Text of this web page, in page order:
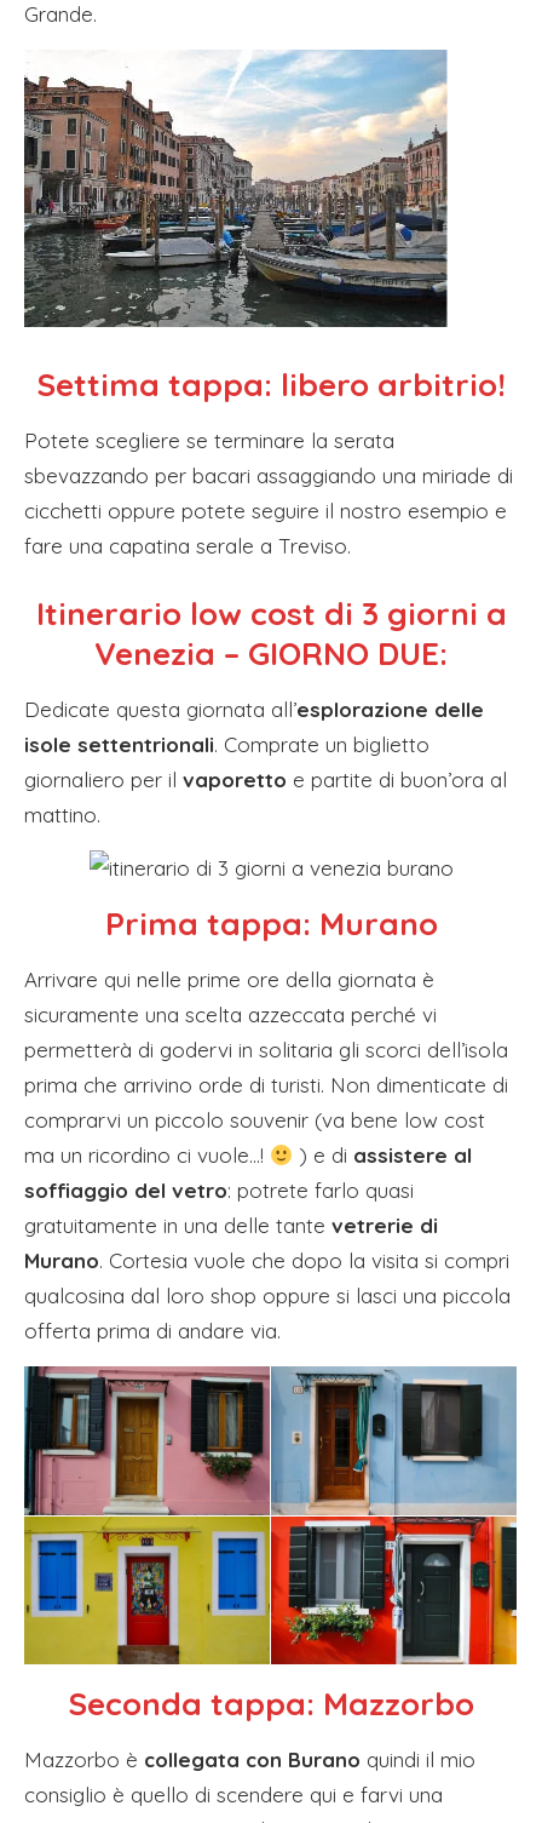
Grande.
Settima tappa: libero arbitrio!
Potete scegliere se terminare la serata
sbevazzando per bacari assaggiando una miriade di
cicchetti oppure potete seguire il nostro esempio e
fare una capatina serale a Treviso.
Itinerario low cost di 3 giorni a
Venezia – GIORNO DUE:
Dedicate questa giornata all’esplorazione delle
isole settentrionali. Comprate un biglietto
giornaliero per il vaporetto e partite di buon’ora al
mattino.
Prima tappa: Murano
Arrivare qui nelle prime ore della giornata è
sicuramente una scelta azzeccata perché vi
permetterà di godervi in solitaria gli scorci dell’isola
prima che arrivino orde di turisti. Non dimenticate di
comprarvi un piccolo souvenir (va bene low cost
ma un ricordino ci vuole…!
) e di assistere al
soffiaggio del vetro: potrete farlo quasi
gratuitamente in una delle tante vetrerie di
Murano. Cortesia vuole che dopo la visita si compri
qualcosina dal loro shop oppure si lasci una piccola
offerta prima di andare via.
Seconda tappa: Mazzorbo
Mazzorbo è collegata con Burano quindi il mio
consiglio è quello di scendere qui e farvi una